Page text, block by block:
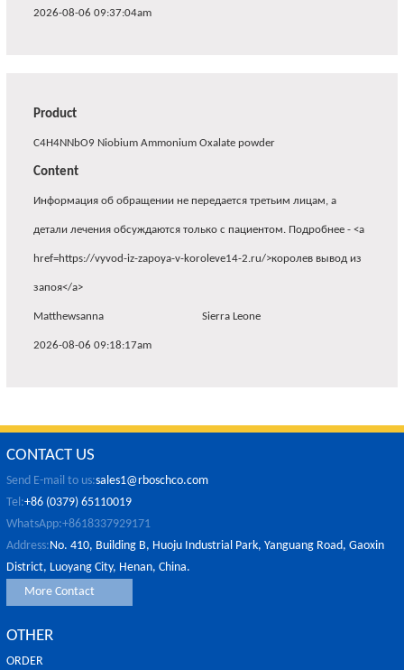
2026-08-06 09:37:04am
Product
C4H4NNbO9 Niobium Ammonium Oxalate powder
Content
Информация об обращении не передается третьим лицам, а
детали лечения обсуждаются только с пациентом. Подробнее - <a
href=https://vyvod-iz-zapoya-v-koroleve14-2.ru/>королев вывод из
запоя</a>
Matthewsanna Sierra Leone
2026-08-06 09:18:17am
CONTACT US
Send E-mail to us:sales1@rboschco.com
Tel:+86 (0379) 65110019
WhatsApp:+8618337929171
Address:No. 410, Building B, Huoju Industrial Park, Yanguang Road, Gaoxin
District, Luoyang City, Henan, China.
More Contact
OTHER
ORDER